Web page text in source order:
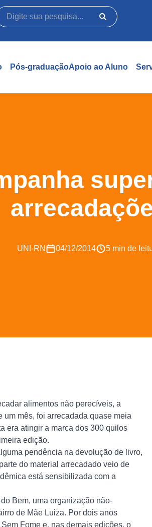
Pós-graduaçãoApoio ao Aluno
UNI-RN 04/12/2014 5 min de
alimentos não perecíveis, a
um mês, foi arrecadada quase meia
era atingir a marca dos 300 quilos
edição.
pendência na devolução de livro,
do material arrecadado veio de
está sensibilizada com a
Bem, uma organização não-
de Mãe Luiza. Por dois anos
Fome e, nas demais edições, o